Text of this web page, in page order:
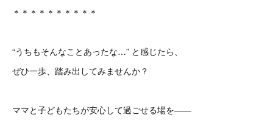
＊＊＊＊＊＊＊＊＊＊
“うちもそんなことあったな…” と感じたら、
ぜひ一歩、踏み出してみませんか？
ママと子どもたちが安心して過ごせる場を——